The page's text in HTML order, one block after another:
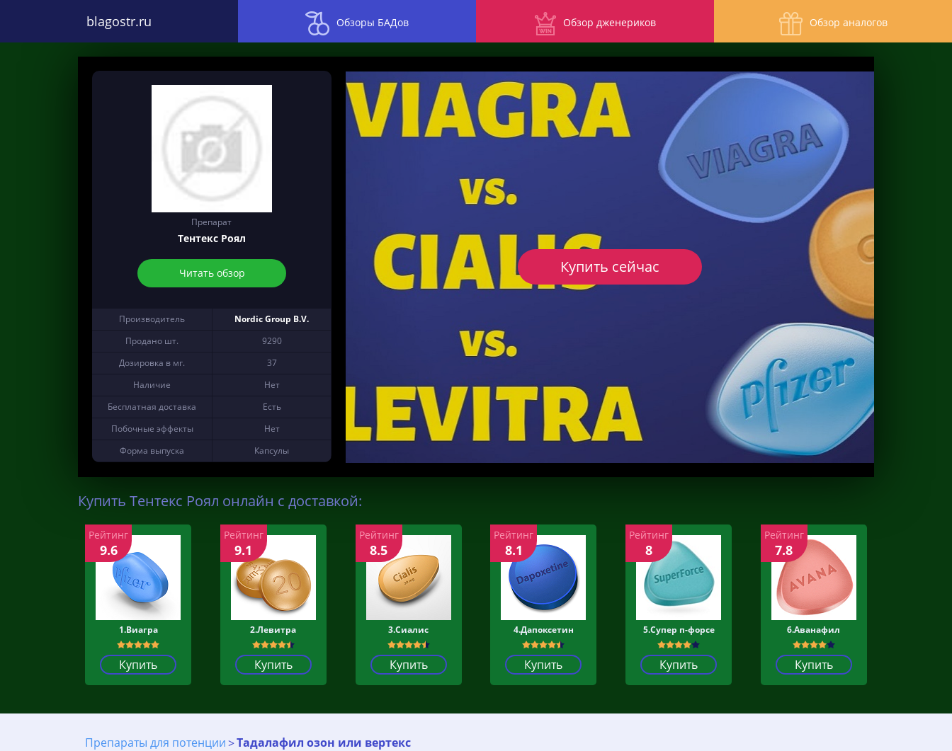
blagostr.ru Обзоры БАДов Обзор дженериков Обзор аналогов
Препарат
Тентекс Роял
Читать обзор
Производитель
Nordic Group B.V.
Продано шт.
9290
Дозировка в мг.
37
Наличие
Нет
Бесплатная доставка
Есть
Побочные эффекты
Нет
Форма выпуска
Капсулы
Купить сейчас
Купить Тентекс Роял онлайн с доставкой:
1.Виагра
Купить
Рейтинг
9.6
2.Левитра
Купить
Рейтинг
9.1
3.Сиалис
Купить
Рейтинг
8.5
4.Дапоксетин
Купить
Рейтинг
8.1
5.Супер п-форсе
Купить
Рейтинг
8
6.Аванафил
Купить
Рейтинг
7.8
Препараты для потенции Тадалафил озон или вертекс